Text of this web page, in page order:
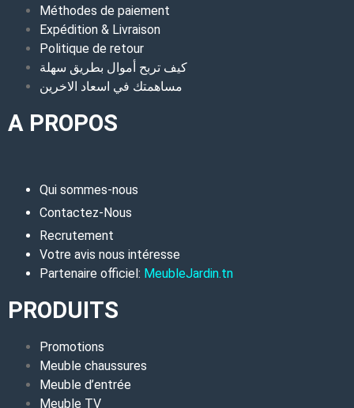
Méthodes de paiement
Expédition & Livraison
Politique de retour
كيف تربح أموال بطريق سهلة
مساهمتك في اسعاد الاخرين
A PROPOS
Qui sommes-nous
Contactez-Nous
Recrutement
Votre avis nous intéresse
Partenaire officiel: MeubleJardin.tn
PRODUITS
Promotions
Meuble chaussures
Meuble d’entrée
Meuble TV